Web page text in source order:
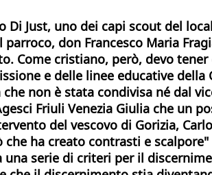
Just, uno dei capi scout del
don Francesco Maria
Come cristiano, però, devo
e delle linee educative della
non è stata condivisa né dal
Friuli Venezia Giulia che un
del vescovo di Gorizia,
ha creato contrasti e
serie di criteri per il